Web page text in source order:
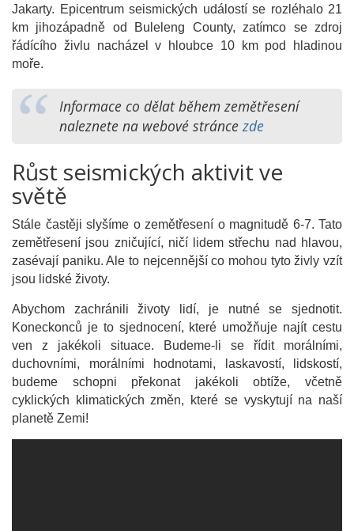
Jakarty. Epicentrum seismických událostí se rozléhalo 21
km jihozápadně od Buleleng County, zatímco se zdroj
řádícího živlu nacházel v hloubce 10 km pod hladinou
moře.
Informace co dělat během zemětřesení
naleznete na webové stráncezde
Růst seismických aktivit ve
světě
Stále častěji slyšíme o zemětřesení o magnitudě 6-7. Tato
zemětřesení jsou zničující, ničí lidem střechu nad hlavou,
zasévají paniku. Ale to nejcennější co mohou tyto živly vzít
jsou lidské životy.
Abychom zachránili životy lidí, je nutné se sjednotit.
Koneckonců je to sjednocení, které umožňuje najít cestu
ven z jakékoli situace. Budeme-li se řídit morálními,
duchovními, morálními hodnotami, laskavostí, lidskostí,
budeme schopni překonat jakékoli obtíže, včetně
cyklických klimatických změn, které se vyskytují na naší
planetě Zemi!